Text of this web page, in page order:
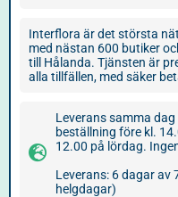
Interflora är det största
med nästan 600 butiker
till Hålanda. Tjänsten är
alla tillfällen, med säker
Leverans samma
beställning före kl.
12.00 på lördag.
Leverans: 6 dagar av
helgdagar)